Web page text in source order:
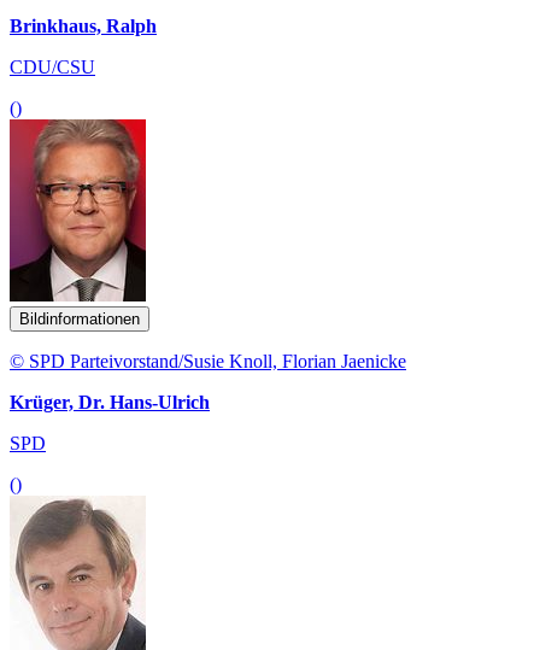
Brinkhaus, Ralph
CDU/CSU
()
Bildinformationen
© SPD Parteivorstand/Susie Knoll, Florian Jaenicke
Krüger, Dr. Hans-Ulrich
SPD
()